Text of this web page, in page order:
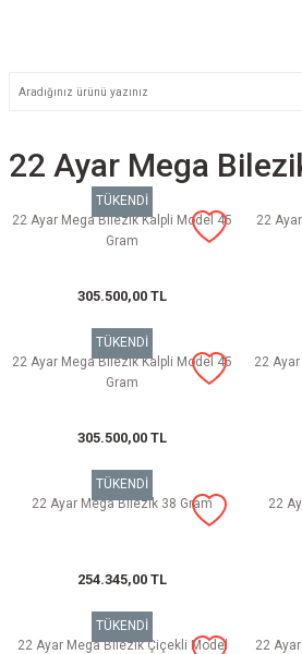
22 Ayar Mega
TÜKENDİ
22 Ayar Mega Bilezik Kalpli Model 45
Gram
305.500,00 TL
22
TÜKENDİ
22 Ayar Mega Bilezik Kalpli Model 45
Gram
305.500,00 TL
22
TÜKENDİ
22 Ayar Mega Bilezik 38 Gram
254.345,00 TL
22
TÜKENDİ
22 Ayar Mega Bilezik Çiçekli Model
22